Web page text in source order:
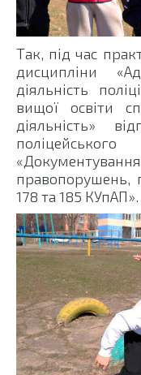
Так, під час
дисципліни
діяльність
вищої освіти
діяльність»
правопорушень,
178 та 185 КУпАП».